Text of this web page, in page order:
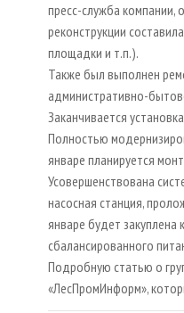
пресс-служба
реконструкции
площадки и т.п.).
Также был выполнен
административно-
Заканчивается
Полностью
январе планируется
Усовершенствована
насосная станция,
январе будет
сбалансированного
Подробную статью о
«ЛесПромИнформ»,